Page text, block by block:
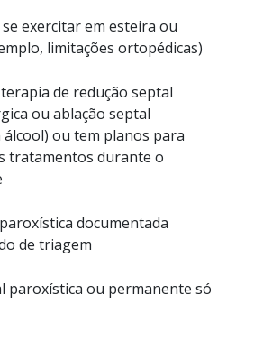
exercitar em esteira ou
limitações ortopédicas)
de redução septal
ou ablação septal
ou tem planos para
tratamentos durante o
documentada
de triagem
paroxística ou permanente só